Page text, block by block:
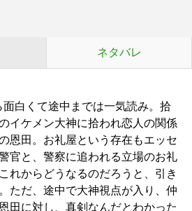
ネタバレ
面白くて途中までは一気読み。拾
イケメン大神に拾われ恋人の関係
恩田。お礼屋という存在もエッセ
官と、警察に追われる立場のお礼
れからどうなるのだろうと、引き
ただ、途中で大神視点が入り、仲
田に対し、真剣なんだとわかった